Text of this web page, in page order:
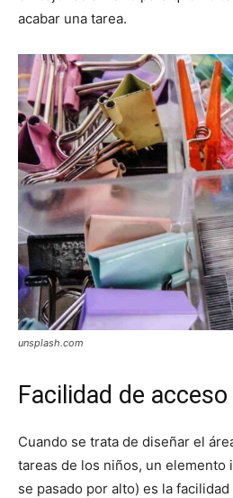
acabar una tarea.
unsplash.com
Facilidad de acceso
Cuando se trata de diseñar el
tareas de los niños, un elemento
se pasado por alto) es la